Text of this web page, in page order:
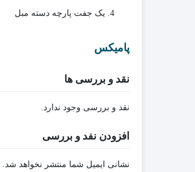
یک جفت پارچه دسته مبل
پامیکس
نقد و بررسی ها
نقد و بررسی وجود ندارد.
افزودن نفد و بررسی
نشانی ایمیل شما منتشر نخواهد شد.